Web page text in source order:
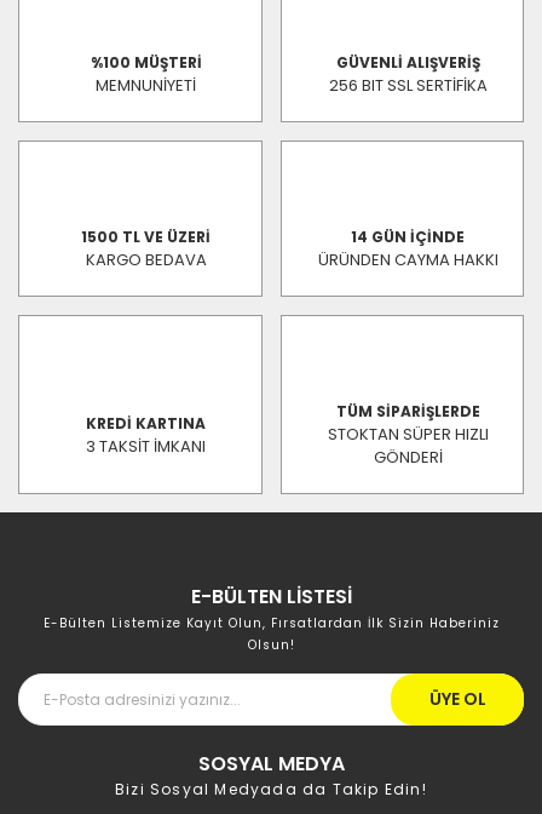
%100 MÜŞTERİ
MEMNUNİYETİ
GÜVENLİ ALIŞVERİŞ
256 BIT SSL SERTİFİKA
1500 TL VE ÜZERİ
KARGO BEDAVA
14 GÜN İÇİNDE
ÜRÜNDEN CAYMA HAKKI
KREDİ KARTINA
3 TAKSİT İMKANI
TÜM SİPARİŞLERDE
STOKTAN SÜPER HIZLI
GÖNDERİ
E-BÜLTEN LİSTESİ
E-Bülten Listemize Kayıt Olun, Fırsatlardan İlk Sizin Haberiniz
Olsun!
ÜYE OL
SOSYAL MEDYA
Bizi Sosyal Medyada da Takip Edin!